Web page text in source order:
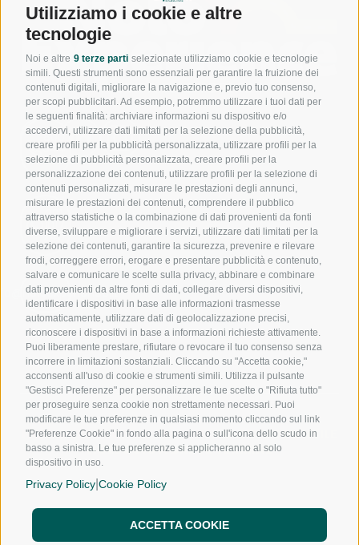
Utilizziamo i cookie e altre
tecnologie
Noi e altre 9 terze parti selezionate utilizziamo cookie e tecnologie
simili. Questi strumenti sono essenziali per garantire la fruizione dei
contenuti digitali, migliorare la navigazione e, previo tuo consenso,
per scopi pubblicitari. Ad esempio, potremmo utilizzare i tuoi dati per
le seguenti finalità: archiviare informazioni su dispositivo e/o
accedervi, utilizzare dati limitati per la selezione della pubblicità,
creare profili per la pubblicità personalizzata, utilizzare profili per la
selezione di pubblicità personalizzata, creare profili per la
personalizzazione dei contenuti, utilizzare profili per la selezione di
contenuti personalizzati, misurare le prestazioni degli annunci,
misurare le prestazioni dei contenuti, comprendere il pubblico
attraverso statistiche o la combinazione di dati provenienti da fonti
diverse, sviluppare e migliorare i servizi, utilizzare dati limitati per la
selezione dei contenuti, garantire la sicurezza, prevenire e rilevare
frodi, correggere errori, erogare e presentare pubblicità e contenuto,
salvare e comunicare le scelte sulla privacy, abbinare e combinare
dati provenienti da altre fonti di dati, collegare diversi dispositivi,
identificare i dispositivi in base alle informazioni trasmesse
automaticamente, utilizzare dati di geolocalizzazione precisi,
riconoscere i dispositivi in base a informazioni richieste attivamente.
Puoi liberamente prestare, rifiutare o revocare il tuo consenso senza
incorrere in limitazioni sostanziali. Cliccando su "Accetta cookie,"
acconsenti all'uso di cookie e strumenti simili. Utilizza il pulsante
"Gestisci Preferenze" per personalizzare le tue scelte o "Rifiuta tutto"
per proseguire senza cookie non strettamente necessari. Puoi
modificare le tue preferenze in qualsiasi momento cliccando sul link
"Preferenze Cookie" in fondo alla pagina o sull'icona dello scudo in
basso a sinistra. Le tue preferenze si applicheranno al solo
dispositivo in uso.
Privacy Policy Cookie Policy
ACCETTA COOKIE
800
944
550
391
1017
240
NOLEGGIO A LUNGO TERMINENOLEGGIO MENSILE
NOLEGGIO A BREVE TERMINE
SEDI
FRANCHISING
NOLO WAY
BLOG